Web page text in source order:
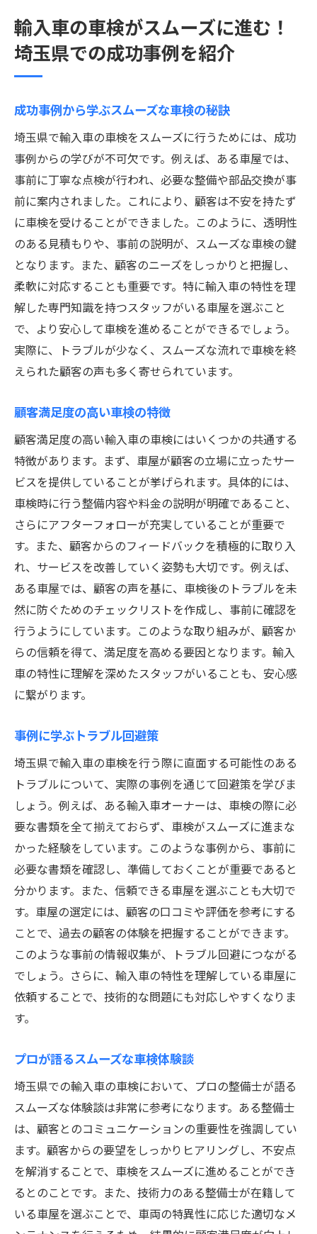
輸入車の車検がスムーズに進む！
埼玉県での成功事例を紹介
成功事例から学ぶスムーズな車検の秘訣
埼玉県で輸入車の車検をスムーズに行うためには、成功
事例からの学びが不可欠です。例えば、ある車屋では、
事前に丁寧な点検が行われ、必要な整備や部品交換が事
前に案内されました。これにより、顧客は不安を持たず
に車検を受けることができました。このように、透明性
のある見積もりや、事前の説明が、スムーズな車検の鍵
となります。また、顧客のニーズをしっかりと把握し、
柔軟に対応することも重要です。特に輸入車の特性を理
解した専門知識を持つスタッフがいる車屋を選ぶこと
で、より安心して車検を進めることができるでしょう。
実際に、トラブルが少なく、スムーズな流れで車検を終
えられた顧客の声も多く寄せられています。
顧客満足度の高い車検の特徴
顧客満足度の高い輸入車の車検にはいくつかの共通する
特徴があります。まず、車屋が顧客の立場に立ったサー
ビスを提供していることが挙げられます。具体的には、
車検時に行う整備内容や料金の説明が明確であること、
さらにアフターフォローが充実していることが重要で
す。また、顧客からのフィードバックを積極的に取り入
れ、サービスを改善していく姿勢も大切です。例えば、
ある車屋では、顧客の声を基に、車検後のトラブルを未
然に防ぐためのチェックリストを作成し、事前に確認を
行うようにしています。このような取り組みが、顧客か
らの信頼を得て、満足度を高める要因となります。輸入
車の特性に理解を深めたスタッフがいることも、安心感
に繋がります。
事例に学ぶトラブル回避策
埼玉県で輸入車の車検を行う際に直面する可能性のある
トラブルについて、実際の事例を通じて回避策を学びま
しょう。例えば、ある輸入車オーナーは、車検の際に必
要な書類を全て揃えておらず、車検がスムーズに進まな
かった経験をしています。このような事例から、事前に
必要な書類を確認し、準備しておくことが重要であると
分かります。また、信頼できる車屋を選ぶことも大切で
す。車屋の選定には、顧客の口コミや評価を参考にする
ことで、過去の顧客の体験を把握することができます。
このような事前の情報収集が、トラブル回避につながる
でしょう。さらに、輸入車の特性を理解している車屋に
依頼することで、技術的な問題にも対応しやすくなりま
す。
プロが語るスムーズな車検体験談
埼玉県での輸入車の車検において、プロの整備士が語る
スムーズな体験談は非常に参考になります。ある整備士
は、顧客とのコミュニケーションの重要性を強調してい
ます。顧客からの要望をしっかりヒアリングし、不安点
を解消することで、車検をスムーズに進めることができ
るとのことです。また、技術力のある整備士が在籍して
いる車屋を選ぶことで、車両の特異性に応じた適切なメ